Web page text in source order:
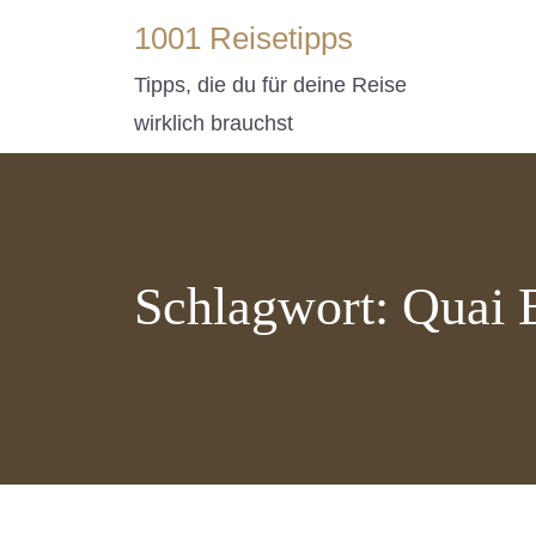
1001 Reisetipps
Tipps, die du für deine Reise
wirklich brauchst
Schlagwort: Quai